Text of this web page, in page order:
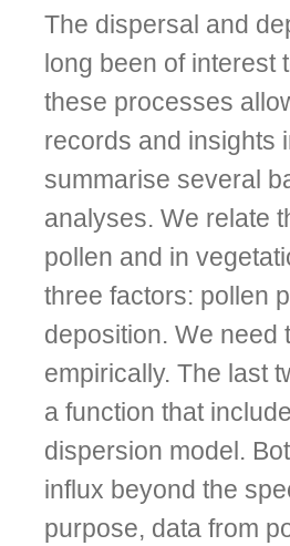
The dispersal and
long been of interest
these processes
records and insights
summarise several
analyses. We relate
pollen and in
three factors: pollen
deposition. We need
empirically. The last
a function that
dispersion model.
influx beyond the
purpose, data from